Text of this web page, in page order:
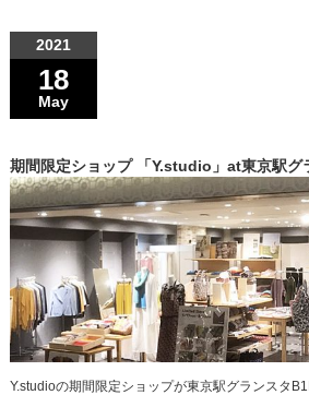
2021
18
May
期間限定ショップ 「Y.studio」at東京駅グ
Y.studioの期間限定ショップが東京駅グランスタ